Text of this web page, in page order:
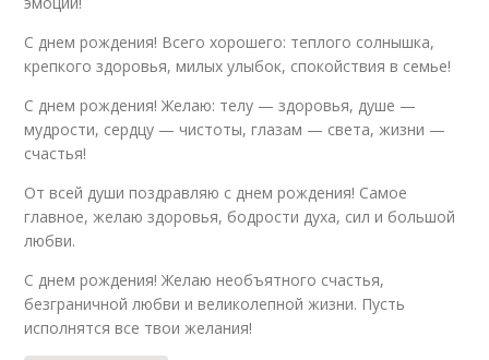
С днем рождения! Всего хорошего: теплого солнышка,
крепкого здоровья, милых улыбок, спокойствия в семье!
С днем рождения! Желаю: телу — здоровья, душе —
мудрости, сердцу — чистоты, глазам — света, жизни —
счастья!
От всей души поздравляю с днем рождения! Самое
главное, желаю здоровья, бодрости духа, сил и большой
любви.
С днем рождения! Желаю необъятного счастья,
безграничной любви и великолепной жизни. Пусть
исполнятся все твои желания!